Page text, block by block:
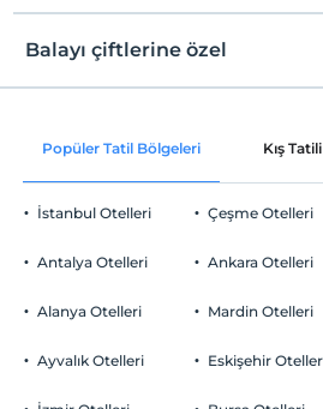
Ücretsiz Wi-fi
Otopark (Tesis
Check/in
En erken saat 14:00 ve sonrası
Check/out
Evcil Hayvan
Sigara
Çocuklar
Her bir oda için 1. çocuk 6 yaşına
Her bir oda için 2. çocuk 6 yaşına kadar
Balayı çiftlerine özel
Odaya meyve
Popüler Tatil Bölgeleri Kış Tatili
İstanbul Otelleri
Antalya Otelleri
Alanya Otelleri
Ayvalık Otelleri
Çeşme Otelleri
Ankara Otelleri
Mardin Otelleri
Eskişehir